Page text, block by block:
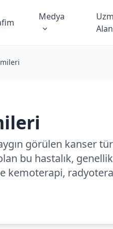
Medya
görülen kanser
bu hastalık,
kemoterapi,